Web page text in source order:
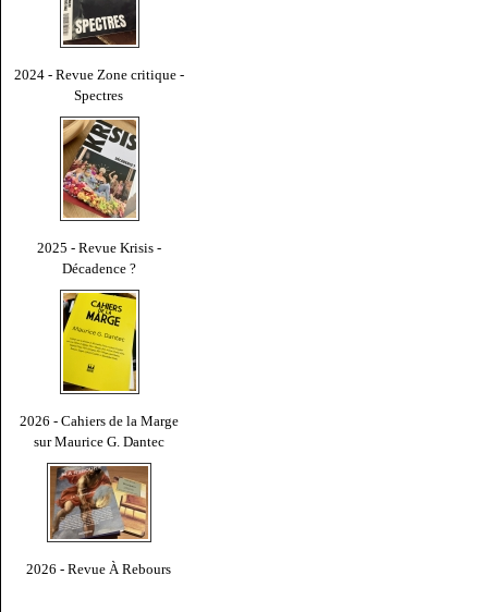
2024 - Revue Zone critique -
Spectres
2025 - Revue Krisis -
Décadence ?
2026 - Cahiers de la Marge
sur Maurice G. Dantec
2026 - Revue À Rebours